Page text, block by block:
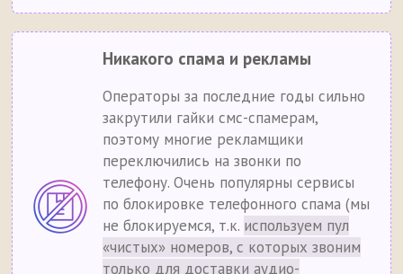
Никакого спама и рекламы
Операторы за последние годы сильно
закрутили гайки смс-спамерам,
поэтому многие рекламщики
переключились на звонки по
телефону. Очень популярны сервисы
по блокировке телефонного спама (мы
не блокируемся, т.к. используем пул
«чистых» номеров, с которых звоним
только для доставки аудио-